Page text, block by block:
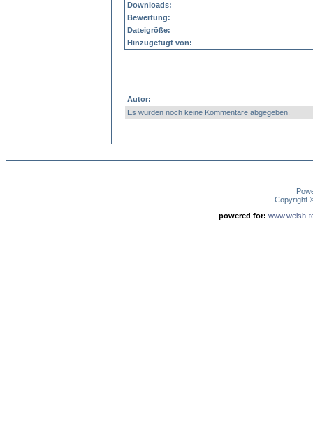
Downloads:
Bewertung:
Dateigröße:
Hinzugefügt von:
Autor:
Es wurden noch keine Kommentare abgegeben.
Copyright
powered for: www.welsh-